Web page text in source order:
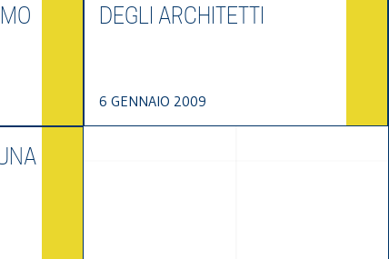
DEGLI ARCHITETTI
6 GENNAIO 2009